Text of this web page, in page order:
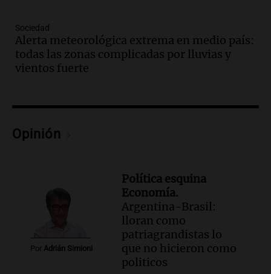
Panorama Federal
Episodios
Audio.Estudiantes de Italia realizan
Panorama Federal
Audio.
Episodios
Audio. El papamóvil de Juan Pablo II
revive con la visita de León XIV y una
historia nacida en Córdoba
Viva la Radio
Sociedad
Alerta meteorológica extrema en medio país:
todas las zonas complicadas por lluvias y
vientos fuerte
Opinión
Por Adrián Simioni
Política esquina
Economía.
Argentina-Brasil:
lloran como
patriagrandistas lo
que no hicieron como
politicos